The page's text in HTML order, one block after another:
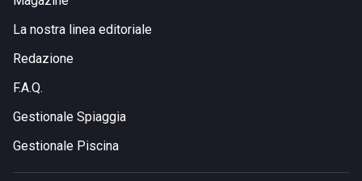
La nostra linea editoriale
Redazione
F.A.Q.
Gestionale Spiaggia
Gestionale Piscina